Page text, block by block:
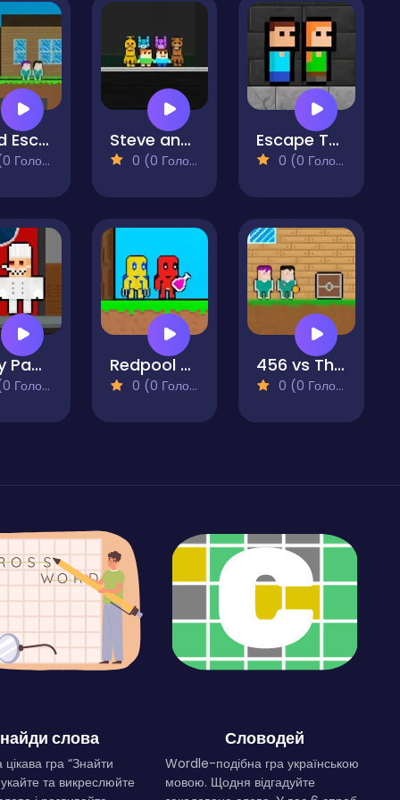
Squid Escape But Blockworld Steve and Alex vs Fnaf
0 (0 Голосів)
Escape The Sewer
0 (0 Голосів)
Obby Papa Pizzas Escape Redpool Skyblock 2 Player
0 (0 Голосів)
456 vs Thanos
0 (0 Голосів)
слова
гра “Знайти
та викреслюйте
Словодей
Wordle-подібна гра українською
мовою. Щодня відгадуйте